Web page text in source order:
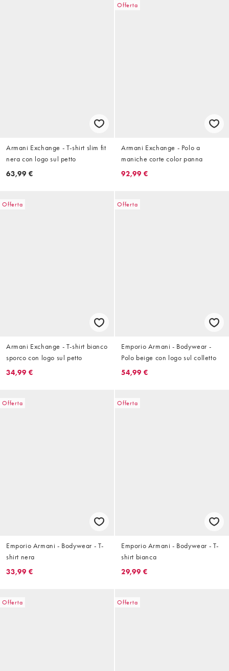
Armani Exchange - T-shirt slim fit
nera con logo sul petto
63,99 €
Offerta
Armani Exchange - Polo a
maniche corte color panna
92,99 €
Offerta
Armani Exchange - T-shirt bianco
sporco con logo sul petto
34,99 €
Offerta
Emporio Armani - Bodywear -
Polo beige con logo sul colletto
54,99 €
Offerta
Emporio Armani - Bodywear - T-
shirt nera
33,99 €
Offerta
Emporio Armani - Bodywear - T-
shirt bianca
29,99 €
Offerta Offerta